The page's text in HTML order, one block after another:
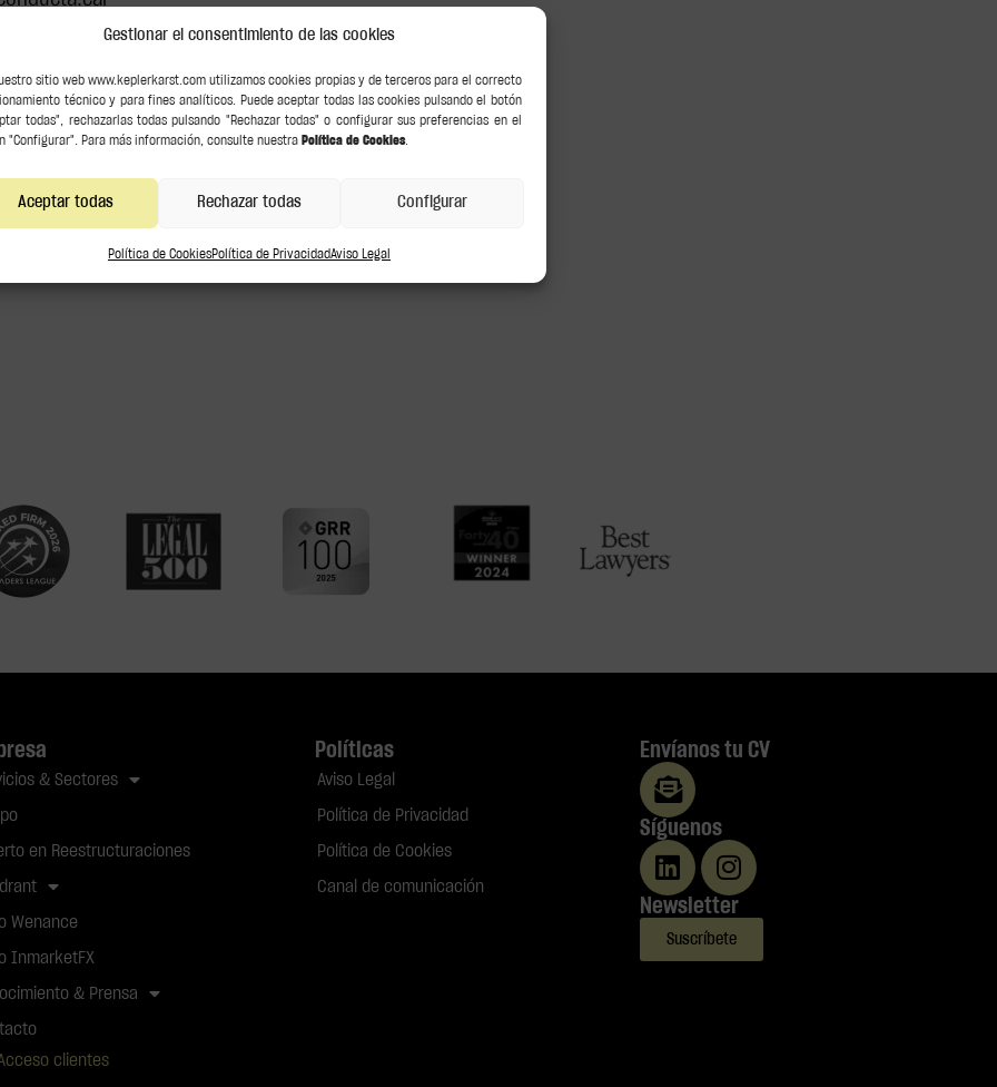
Gestionar el consentimiento de las cookies
sitio web www.keplerkarst.com utilizamos cookies propias y de terceros para el correcto
técnico y para fines analíticos. Puede aceptar todas las cookies pulsando el botón
todas", rechazarlas todas pulsando "Rechazar todas" o configurar sus preferencias en el
"Configurar". Para más información, consulte nuestra Política de Cookies.
Aceptar todas Rechazar todas Configurar
Política de CookiesPolítica de PrivacidadAviso Legal
& Sectores
en Reestructuraciones
Wenance
InmarketFX
& Prensa
clientes
Políticas
Aviso Legal
Política de Privacidad
Política de Cookies
Canal de comunicación
Envíanos tu CV
Síguenos
Newsletter
Suscríbete